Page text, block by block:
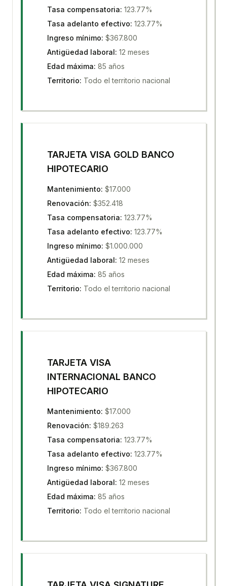
Tasa compensatoria: 123.77%
Tasa adelanto efectivo: 123.77%
Ingreso mínimo: $367.800
Antigüedad laboral: 12 meses
Edad máxima: 85 años
Territorio: Todo el territorio nacional
TARJETA VISA GOLD BANCO
HIPOTECARIO
Mantenimiento: $17.000
Renovación: $352.418
Tasa compensatoria: 123.77%
Tasa adelanto efectivo: 123.77%
Ingreso mínimo: $1.000.000
Antigüedad laboral: 12 meses
Edad máxima: 85 años
Territorio: Todo el territorio nacional
TARJETA VISA
INTERNACIONAL BANCO
HIPOTECARIO
Mantenimiento: $17.000
Renovación: $189.263
Tasa compensatoria: 123.77%
Tasa adelanto efectivo: 123.77%
Ingreso mínimo: $367.800
Antigüedad laboral: 12 meses
Edad máxima: 85 años
Territorio: Todo el territorio nacional